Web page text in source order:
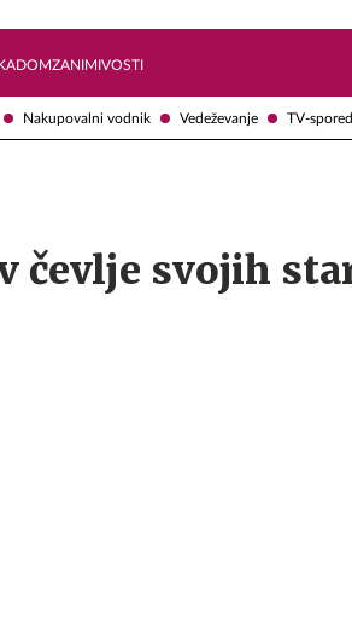
Nakupovalni vodnik Vedeževanje TV-spored
DOMZANIMIVOSTI
čevlje svojih